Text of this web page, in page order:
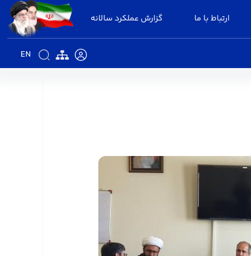
ارتباط با ما گزارش عملکرد سالانه
EN